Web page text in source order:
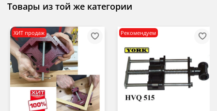
Товары из той же категории
ХИТ продаж Рекомендуем